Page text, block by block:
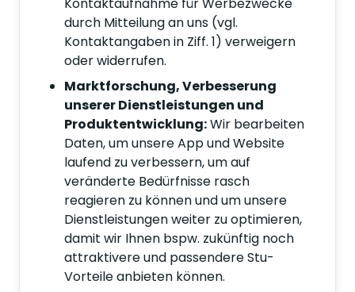
durch Mitteilung an uns (vgl.
Kontaktangaben in Ziff. 1) verweigern
oder widerrufen.
Marktforschung, Verbesserung
unserer Dienstleistungen und
Produktentwicklung:Wir bearbeiten
Daten, um unsere App und Website
laufend zu verbessern, um auf
veränderte Bedürfnisse rasch
reagieren zu können und um unsere
Dienstleistungen weiter zu optimieren,
damit wir Ihnen bspw. zukünftig noch
attraktivere und passendere Stu-
Vorteile anbieten können.